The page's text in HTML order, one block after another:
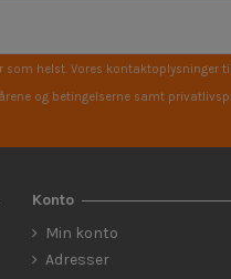
som helst. Vores kontaktoplysninger
og betingelserne samt
Konto
Min konto
Adresser